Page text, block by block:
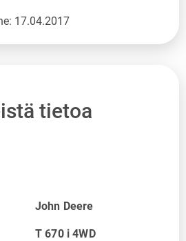
17.04.2017
tietoa
John Deere
T 670 i 4WD